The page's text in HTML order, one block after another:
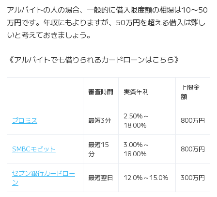
アルバイトの人の場合、一般的に借入限度額の相場は10〜50
万円です。年収にもよりますが、50万円を超える借入は難し
いと考えておきましょう。
《アルバイトでも借りられるカードローンはこちら》
審査時間 実質年利
上限金
額
プロミス 最短3分
2.50％～
18.00％
800万円
SMBCモビット
最短15
分
3.00％～
18.00％
800万円
セブン銀行カードロー
ン
最短翌日 12.0%～15.0% 300万円